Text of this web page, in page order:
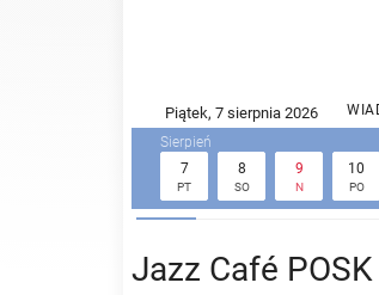
7
PT
8
SO
9
N
10
PO
Jazz Café